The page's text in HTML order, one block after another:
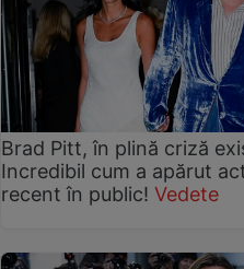
Brad Pitt, în plină criză
Incredibil cum a apărut
recent în public! Vedete